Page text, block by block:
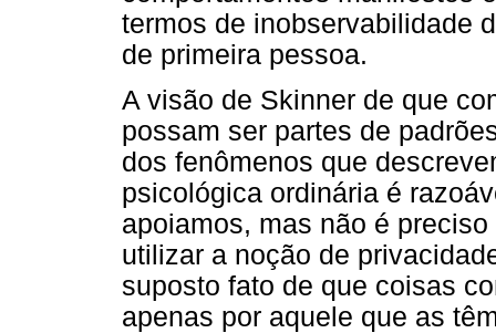
termos de inobservabilidade
de primeira pessoa.
A visão de Skinner de que
possam ser partes de
dos fenômenos que
psicológica ordinária é
apoiamos, mas não é
utilizar a noção de
suposto fato de que coisas
apenas por aquele que as